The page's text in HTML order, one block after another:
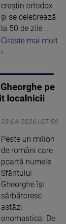
creștin ortodox
și se celebrează
la 50 de zile ...
Citeste mai mult
›
pe
localnicii
23-04-2026 | 07:56
Peste un milion
de români care
poartă numele
Sfântului
Gheorghe își
sărbătoresc
astăzi
onomastica. De